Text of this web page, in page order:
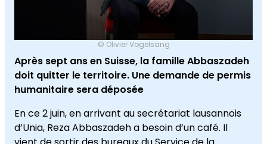
© Olivier Vogelsang
Après sept ans en Suisse, la famille Abbaszadeh
doit quitter le territoire. Une demande de permis
humanitaire sera déposée
En ce 2 juin, en arrivant au secrétariat lausannois
d’Unia, Reza Abbaszadeh a besoin d’un café. Il